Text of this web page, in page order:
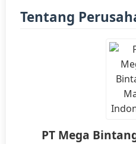
Tentang
PT Mega